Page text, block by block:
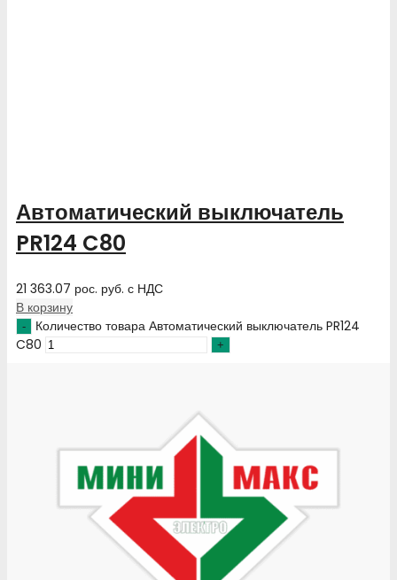
Автоматический выключатель
PR124 C80
21 363.07 рос. руб. с НДС
В корзину
Количество товара Автоматический выключатель PR124
C80